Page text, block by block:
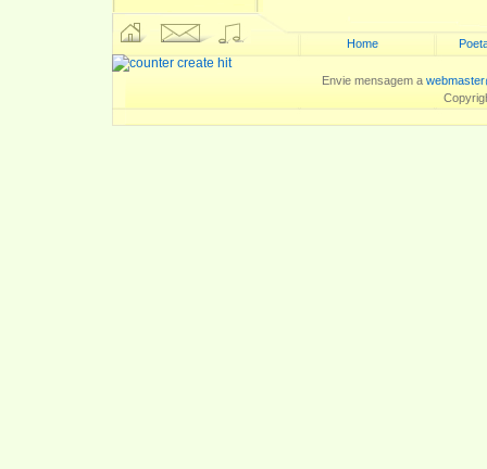
Home
Envie mensagem a